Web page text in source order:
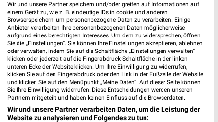
3,2 km
Angebote ab 03.08.
Noch morgen gültig
25,4 km
Büro Spezial
Gültig bis Fr. 14.08.
XXXLutz XXXLutz
Wir und unsere Partner speichern und/oder greifen auf Informationen auf
einem Gerät zu, wie z. B. eindeutige IDs in cookie und anderen
Browserspeichern, um personenbezogene Daten zu verarbeiten. Einige
Anbieter verarbeiten Ihre personenbezogenen Daten möglicherweise
aufgrund eines berechtigten Interesses. Um dem zu widersprechen, öffnen
Sie die „Einstellungen“. Sie können Ihre Einstellungen akzeptieren, ablehnen
oder verwalten, indem Sie auf die Schaltfläche „Einstellungen verwalten“
klicken oder jederzeit auf die Fingerabdruck-Schaltfläche in der linken
unteren Ecke der Website klicken. Um Ihre Einwilligung zu widerrufen,
klicken Sie auf den Fingerabdruck oder den Link in der Fußzeile der Website
und klicken Sie auf den Menüpunkt „Meine Daten“. Auf dieser Seite können
Sie Ihre Einwilligung widerrufen. Diese Entscheidungen werden unseren
Partnern mitgeteilt und haben keinen Einfluss auf die Browserdaten.
Wir und unsere Partner verarbeiten Daten, um die Leistung der
Website zu analysieren und Folgendes zu tun: